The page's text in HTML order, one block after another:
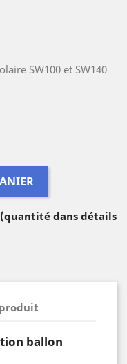
SW100 et SW140
dans détails
ballon